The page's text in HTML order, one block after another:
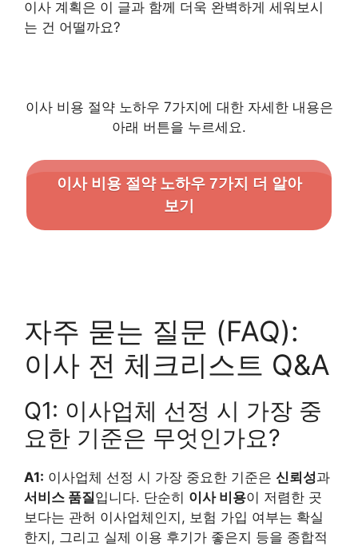
이사 계획은 이 글과 함께 더욱 완벽하게 세워보시
는 건 어떨까요?
이사 비용 절약 노하우 7가지에 대한 자세한 내용은
아래 버튼을 누르세요.
이사 비용 절약 노하우 7가지 더 알아
보기
자주 묻는 질문 (FAQ):
이사 전 체크리스트 Q&A
Q1: 이사업체 선정 시 가장 중
요한 기준은 무엇인가요?
A1: 이사업체 선정 시 가장 중요한 기준은 신뢰성과
서비스 품질입니다. 단순히 이사 비용이 저렴한 곳
보다는 관허 이사업체인지, 보험 가입 여부는 확실
한지, 그리고 실제 이용 후기가 좋은지 등을 종합적